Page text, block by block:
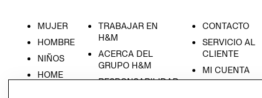
MUJER
HOMBRE
NIÑOS
HOME
TRABAJAR EN
H&M
ACERCA DEL
GRUPO H&M
RESPONSABILIDAD
CONTACTO
SERVICIO AL
CLIENTE
MI CUENTA